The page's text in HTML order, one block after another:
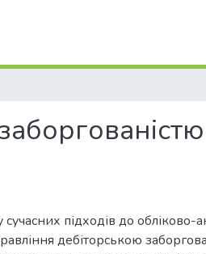
сучасних підходів до обліково-
дебіторською